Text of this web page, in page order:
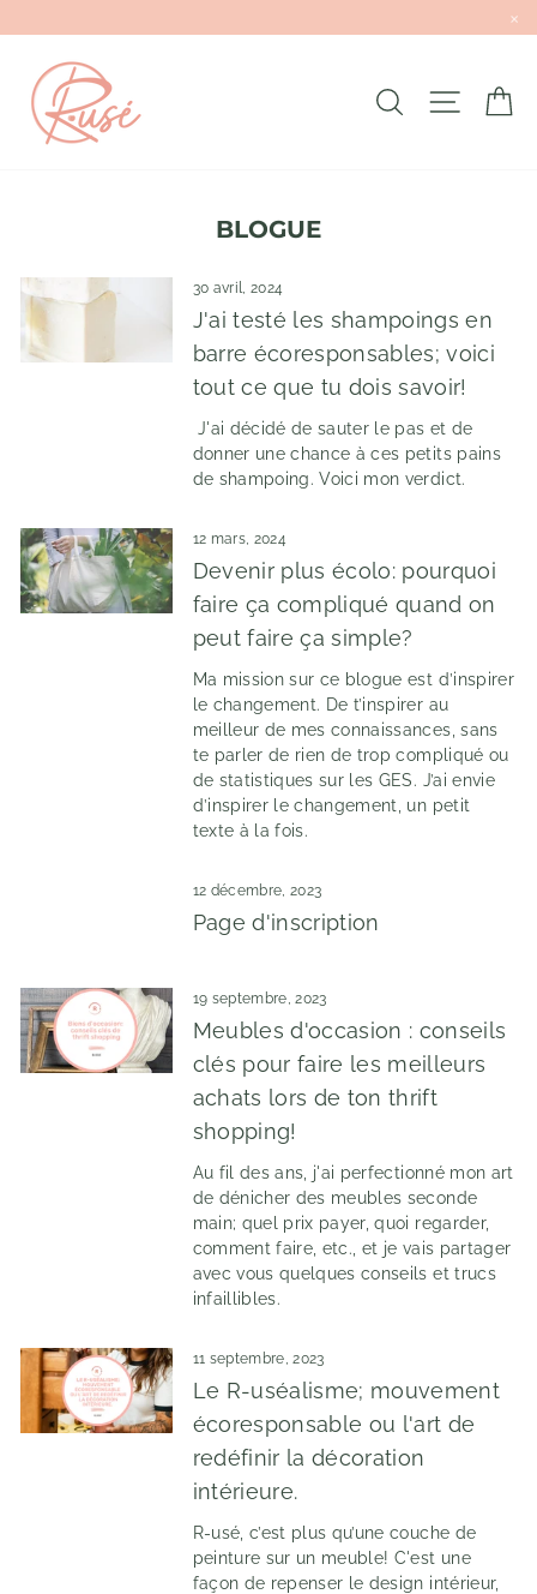
×
contenu
BLOGUE
30 avril, 2024
J'ai testé les shampoings en
barre écoresponsables; voici
tout ce que tu dois savoir!
J'ai décidé de sauter le pas et de
donner une chance à ces petits pains
de shampoing. Voici mon verdict.
12 mars, 2024
Devenir plus écolo: pourquoi
faire ça compliqué quand on
peut faire ça simple?
Ma mission sur ce blogue est d’inspirer
le changement. De t’inspirer au
meilleur de mes connaissances, sans
te parler de rien de trop compliqué ou
de statistiques sur les GES. J’ai envie
d’inspirer le changement, un petit
texte à la fois.
12 décembre, 2023
Page d'inscription
19 septembre, 2023
Meubles d'occasion : conseils
clés pour faire les meilleurs
achats lors de ton thrift
shopping!
Au fil des ans, j'ai perfectionné mon art
de dénicher des meubles seconde
main; quel prix payer, quoi regarder,
comment faire, etc., et je vais partager
avec vous quelques conseils et trucs
infaillibles.
11 septembre, 2023
Le R-uséalisme; mouvement
écoresponsable ou l'art de
redéfinir la décoration
intérieure.
R-usé, c’est plus qu’une couche de
peinture sur un meuble! C'est une
façon de repenser le design intérieur,